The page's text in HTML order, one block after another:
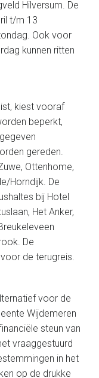
Hilversum. De
t/m 13
Ook voor
kunnen ritten
kiest vooraf
beperkt,
gereden.
Ottenhome,
Horndijk. De
bij Hotel
Het Anker,
De
de terugreis.
voor de
Wijdemeren
steun van
vraaggestuurd
in het
op de drukke